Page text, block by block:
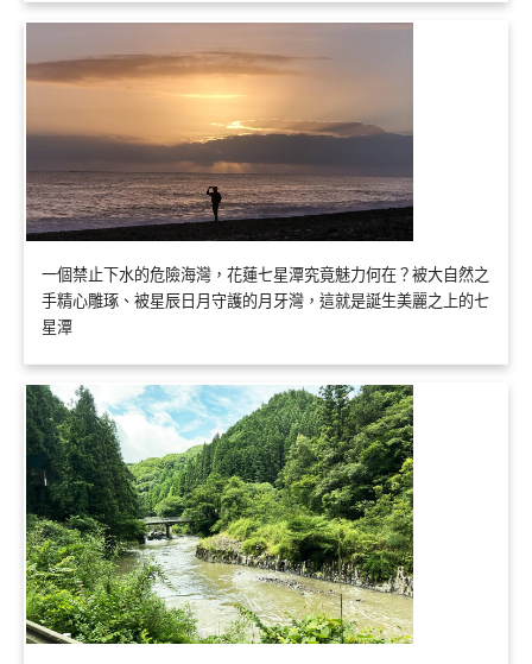
一個禁止下水的危險海灣，花蓮七星潭究竟魅力何在？被大自然之
手精心雕琢、被星辰日月守護的月牙灣，這就是誕生美麗之上的七
星潭